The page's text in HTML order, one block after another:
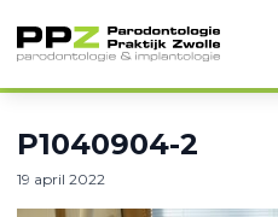
P1040904-2
19 april 2022